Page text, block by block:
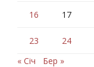
16 17
23 24
« Січ
Бер »